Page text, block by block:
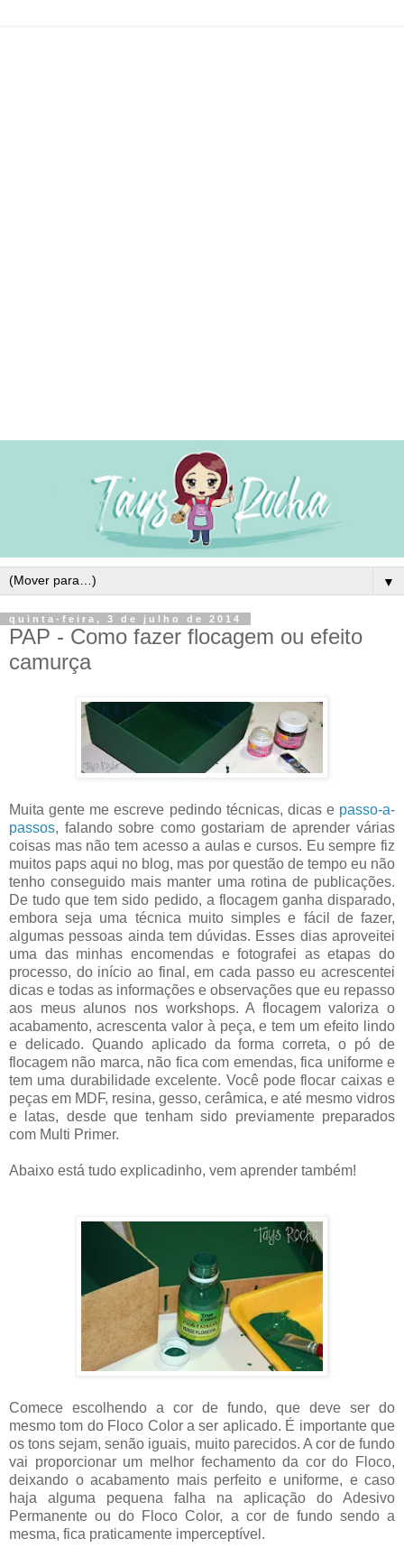
▼
quinta-feira, 3 de julho de 2014
PAP - Como fazer flocagem ou efeito
camurça
Muita gente me escreve pedindo técnicas, dicas e passo-a-
passos, falando sobre como gostariam de aprender várias
coisas mas não tem acesso a aulas e cursos. Eu sempre fiz
muitos paps aqui no blog, mas por questão de tempo eu não
tenho conseguido mais manter uma rotina de publicações.
De tudo que tem sido pedido, a flocagem ganha disparado,
embora seja uma técnica muito simples e fácil de fazer,
algumas pessoas ainda tem dúvidas. Esses dias aproveitei
uma das minhas encomendas e fotografei as etapas do
processo, do início ao final, em cada passo eu acrescentei
dicas e todas as informações e observações que eu repasso
aos meus alunos nos workshops. A flocagem valoriza o
acabamento, acrescenta valor à peça, e tem um efeito lindo
e delicado. Quando aplicado da forma correta, o pó de
flocagem não marca, não fica com emendas, fica uniforme e
tem uma durabilidade excelente. Você pode flocar caixas e
peças em MDF, resina, gesso, cerâmica, e até mesmo vidros
e latas, desde que tenham sido previamente preparados
com Multi Primer.
Abaixo está tudo explicadinho, vem aprender também!
Comece escolhendo a cor de fundo, que deve ser do
mesmo tom do Floco Color a ser aplicado. É importante que
os tons sejam, senão iguais, muito parecidos. A cor de fundo
vai proporcionar um melhor fechamento da cor do Floco,
deixando o acabamento mais perfeito e uniforme, e caso
haja alguma pequena falha na aplicação do Adesivo
Permanente ou do Floco Color, a cor de fundo sendo a
mesma, fica praticamente imperceptível.